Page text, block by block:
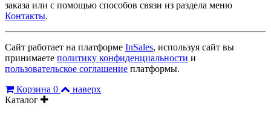
заказа или с помощью способов связи из раздела меню
Контакты.
Сайт работает на платформе InSales, используя сайт вы
принимаете политику конфиденциальности и
пользовательское соглашение платформы.
Корзина 0
наверх
Каталог